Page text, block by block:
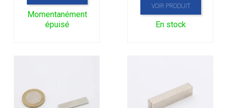
Momentanément
épuisé
VOIR PRODUIT
En stock